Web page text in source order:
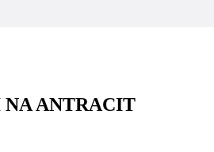
NA ANTRACIT